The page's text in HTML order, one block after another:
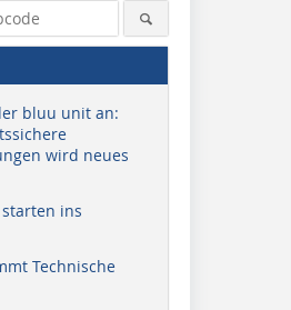
bluu unit an:
wird neues
ins
Technische